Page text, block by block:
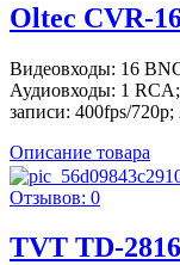
Oltec CVR-
Видеовходы: 16
Аудиовходы: 1
записи: 400fps/
Описание товара
Отзывов: 0
TVT TD-